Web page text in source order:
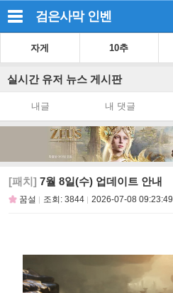
검은사막 인벤
자게 10추
실시간 유저 뉴스 게시판
내글 내 댓글
[패치] 7월 8일(수) 업데이트 안내
꿈설 조회: 3844 2026-07-08 09:23:49